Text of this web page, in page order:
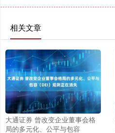
相关文章
大通证券 曾改变企业董事会格
局的多元化、公平与包容